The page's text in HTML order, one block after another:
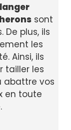
sont
De plus, ils
les
Ainsi, ils
tailler les
abattre vos
en toute